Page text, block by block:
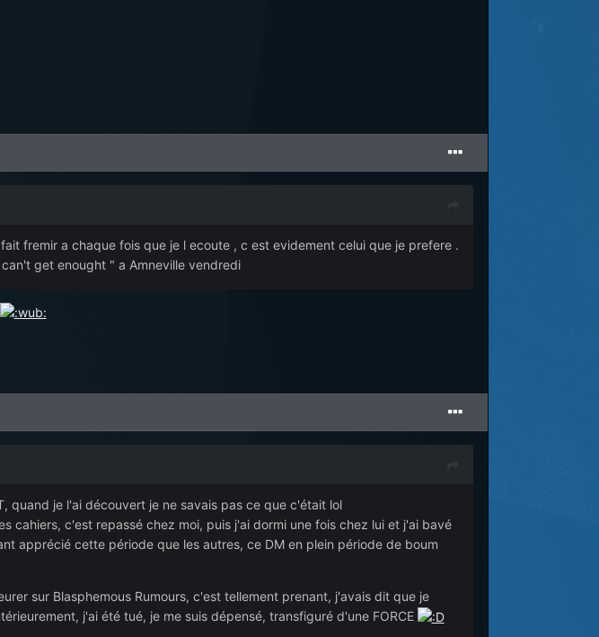
fremir a chaque fois que je l ecoute , c est evidement celui que je prefere .
get enought " a Amneville vendredi
quand je l'ai découvert je ne savais pas ce que c'était lol
cahiers, c'est repassé chez moi, puis j'ai dormi une fois chez lui et j'ai bavé
apprécié cette période que les autres, ce DM en plein période de boum
sur Blasphemous Rumours, c'est tellement prenant, j'avais dit que je
j'ai été tué, je me suis dépensé, transfiguré d'une FORCE